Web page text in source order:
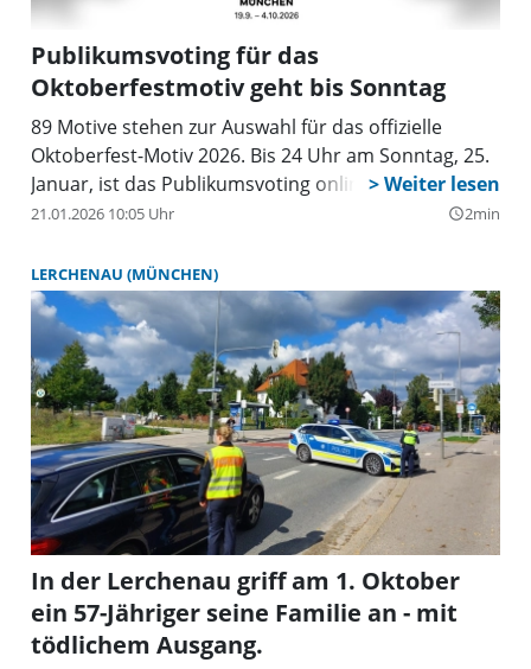
Publikumsvoting für das
Oktoberfestmotiv geht bis Sonntag
89 Motive stehen zur Auswahl für das offizielle
Oktoberfest-Motiv 2026. Bis 24 Uhr am Sonntag, 25.
Januar, ist das Publikumsvoting online möglich.
21.01.2026 10:05 Uhr query_builder2min
LERCHENAU (MÜNCHEN)
In der Lerchenau griff am 1. Oktober
ein 57-Jähriger seine Familie an - mit
tödlichem Ausgang.